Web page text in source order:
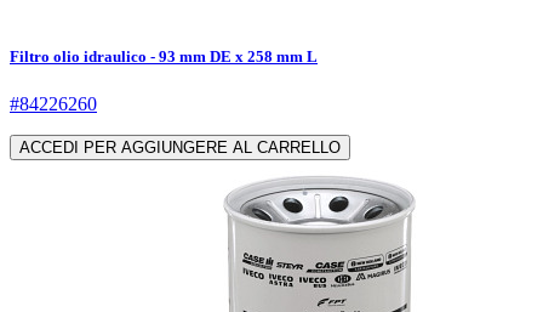
Filtro olio idraulico - 93 mm DE x 258 mm L
#84226260
ACCEDI PER AGGIUNGERE AL CARRELLO